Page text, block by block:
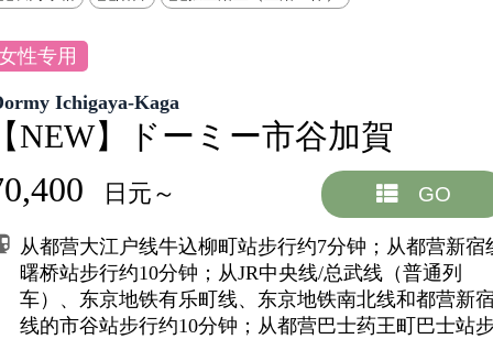
性专用
Ichigaya-Kaga
NEW】ドーミー市谷加賀
日元～ GO
从都营大江户线牛込柳町站步行约7分钟；从都营新宿
曙桥站步行约10分钟；从JR中央线/总武线（普通列
车）、东京地铁有乐町线、东京地铁南北线和都营新
线的市谷站步行约10分钟；从都营巴士药王町巴士站